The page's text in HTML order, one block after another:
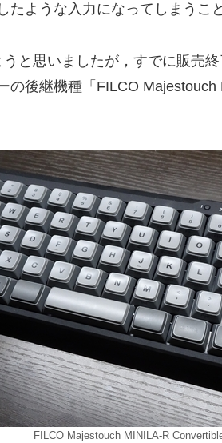
たような入力になってしまうこ
と思いましたが，すでに販売終
の後継機種「FILCO
FILCO Majestouch MINILA-R